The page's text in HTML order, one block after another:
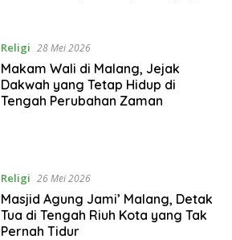
Religi 28 Mei 2026
Makam Wali di Malang, Jejak
Dakwah yang Tetap Hidup di
Tengah Perubahan Zaman
Religi 26 Mei 2026
Masjid Agung Jami’ Malang, Detak
Tua di Tengah Riuh Kota yang Tak
Pernah Tidur